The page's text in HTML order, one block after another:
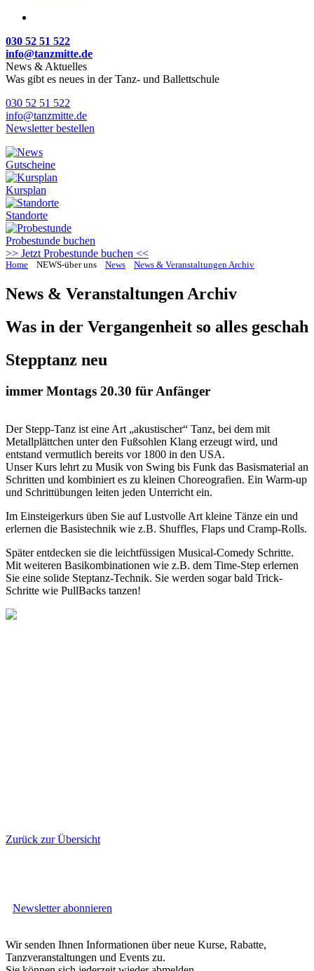
030 52 51 522
info@tanzmitte.de
News & Aktuelles
Was gibt es neues in der Tanz- und Ballettschule
030 52 51 522
info@tanzmitte.de
Newsletter bestellen
Gutscheine
Kursplan
Standorte
Probestunde buchen
>> Jetzt Probestunde buchen <<
Home NEWS-über uns News News & Veranstaltungen Archiv
News & Veranstaltungen Archiv
Was in der Vergangenheit so alles geschah
Stepptanz neu
immer Montags 20.30 für Anfänger
Der Stepp-Tanz ist eine Art „akustischer“ Tanz, bei dem mit
Metallplättchen unter den Fußsohlen Klang erzeugt wird, und
entstand vermutlich bereits vor 1800 in den USA.
Unser Kurs lehrt zu Musik von Swing bis Funk das Basismaterial an
Schritten und kombiniert es zu kleinen Choreografien. Ein Warm-up
und Schrittübungen leiten jeden Unterricht ein.
Im Einsteigerkurs üben Sie auf Lustvolle Art kleine Tänze ein und
erlernen die Basistechnik wie z.B. Shuffles, Flaps und Cramp-Rolls.
Später entdecken sie die leichtfüssigen Musical-Comedy Schritte.
Mit weiteren Basikombinationen wie z.B. dem Time-Step erlernen
Sie eine solide Steptanz-Technik. Sie werden sogar bald Trick-
Schritte wie PullBacks tanzen!
Zurück zur Übersicht
Newsletter abonnieren
Wir senden Ihnen Informationen über neue Kurse, Rabatte,
Tanzveranstaltungen und Events zu.